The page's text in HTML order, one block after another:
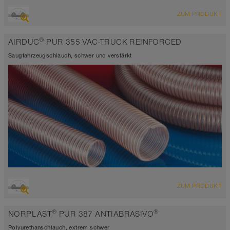
hoch abriebfester Saugschlauch + Druckschlauch,
Wandstärke 2,5mm
-40°C bis 90°C (125°C)
ZUM PRODUKT
AIRDUC® PUR 355 VAC-TRUCK REINFORCED
Saugfahrzeugschlauch, schwer und verstärkt
hoch abriebfester Saugschlauch + Druckschlauch,
Wandstärke 2,5mm
-40°C bis 90°C (125°C)
ZUM PRODUKT
NORPLAST® PUR 387 ANTIABRASIVO®
Polyurethanschlauch, extrem schwer